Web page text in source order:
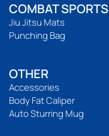
COMBAT SPORTS
Jiu Jitsu Mats
Punching Bag
OTHER
Accessories
Body Fat Caliper
Auto Sturring Mug